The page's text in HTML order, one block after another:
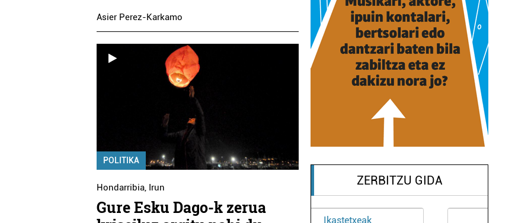
Asier Perez-Karkamo
POLITIKA
Hondarribia, Irun
Gure Esku Dago-k zerua
ZERBITZU GIDA
Ikastetxeak Osasungintza